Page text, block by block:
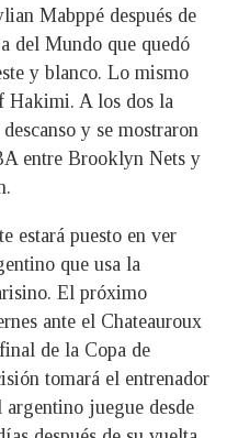
Mabppé después de
del Mundo que quedó
y blanco. Lo mismo
Hakimi. A los dos la
y se mostraron
entre Brooklyn Nets y
estará puesto en ver
que usa la
El próximo
ante el Chateauroux
de la Copa de
tomará el entrenador
juegue desde